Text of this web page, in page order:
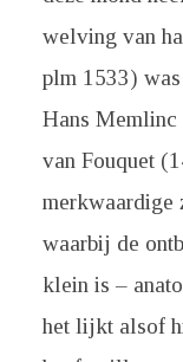
welving van
plm 1533)
Hans
van Fouquet
merkwaardige
waarbij de
klein is –
het lijkt alsof